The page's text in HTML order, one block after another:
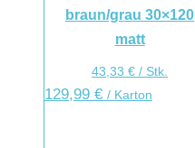
braun/grau 30×120
matt
43,33€ / Stk.
129,99 € / Karton